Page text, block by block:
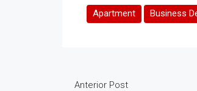
Apartment Business
Anterior Post